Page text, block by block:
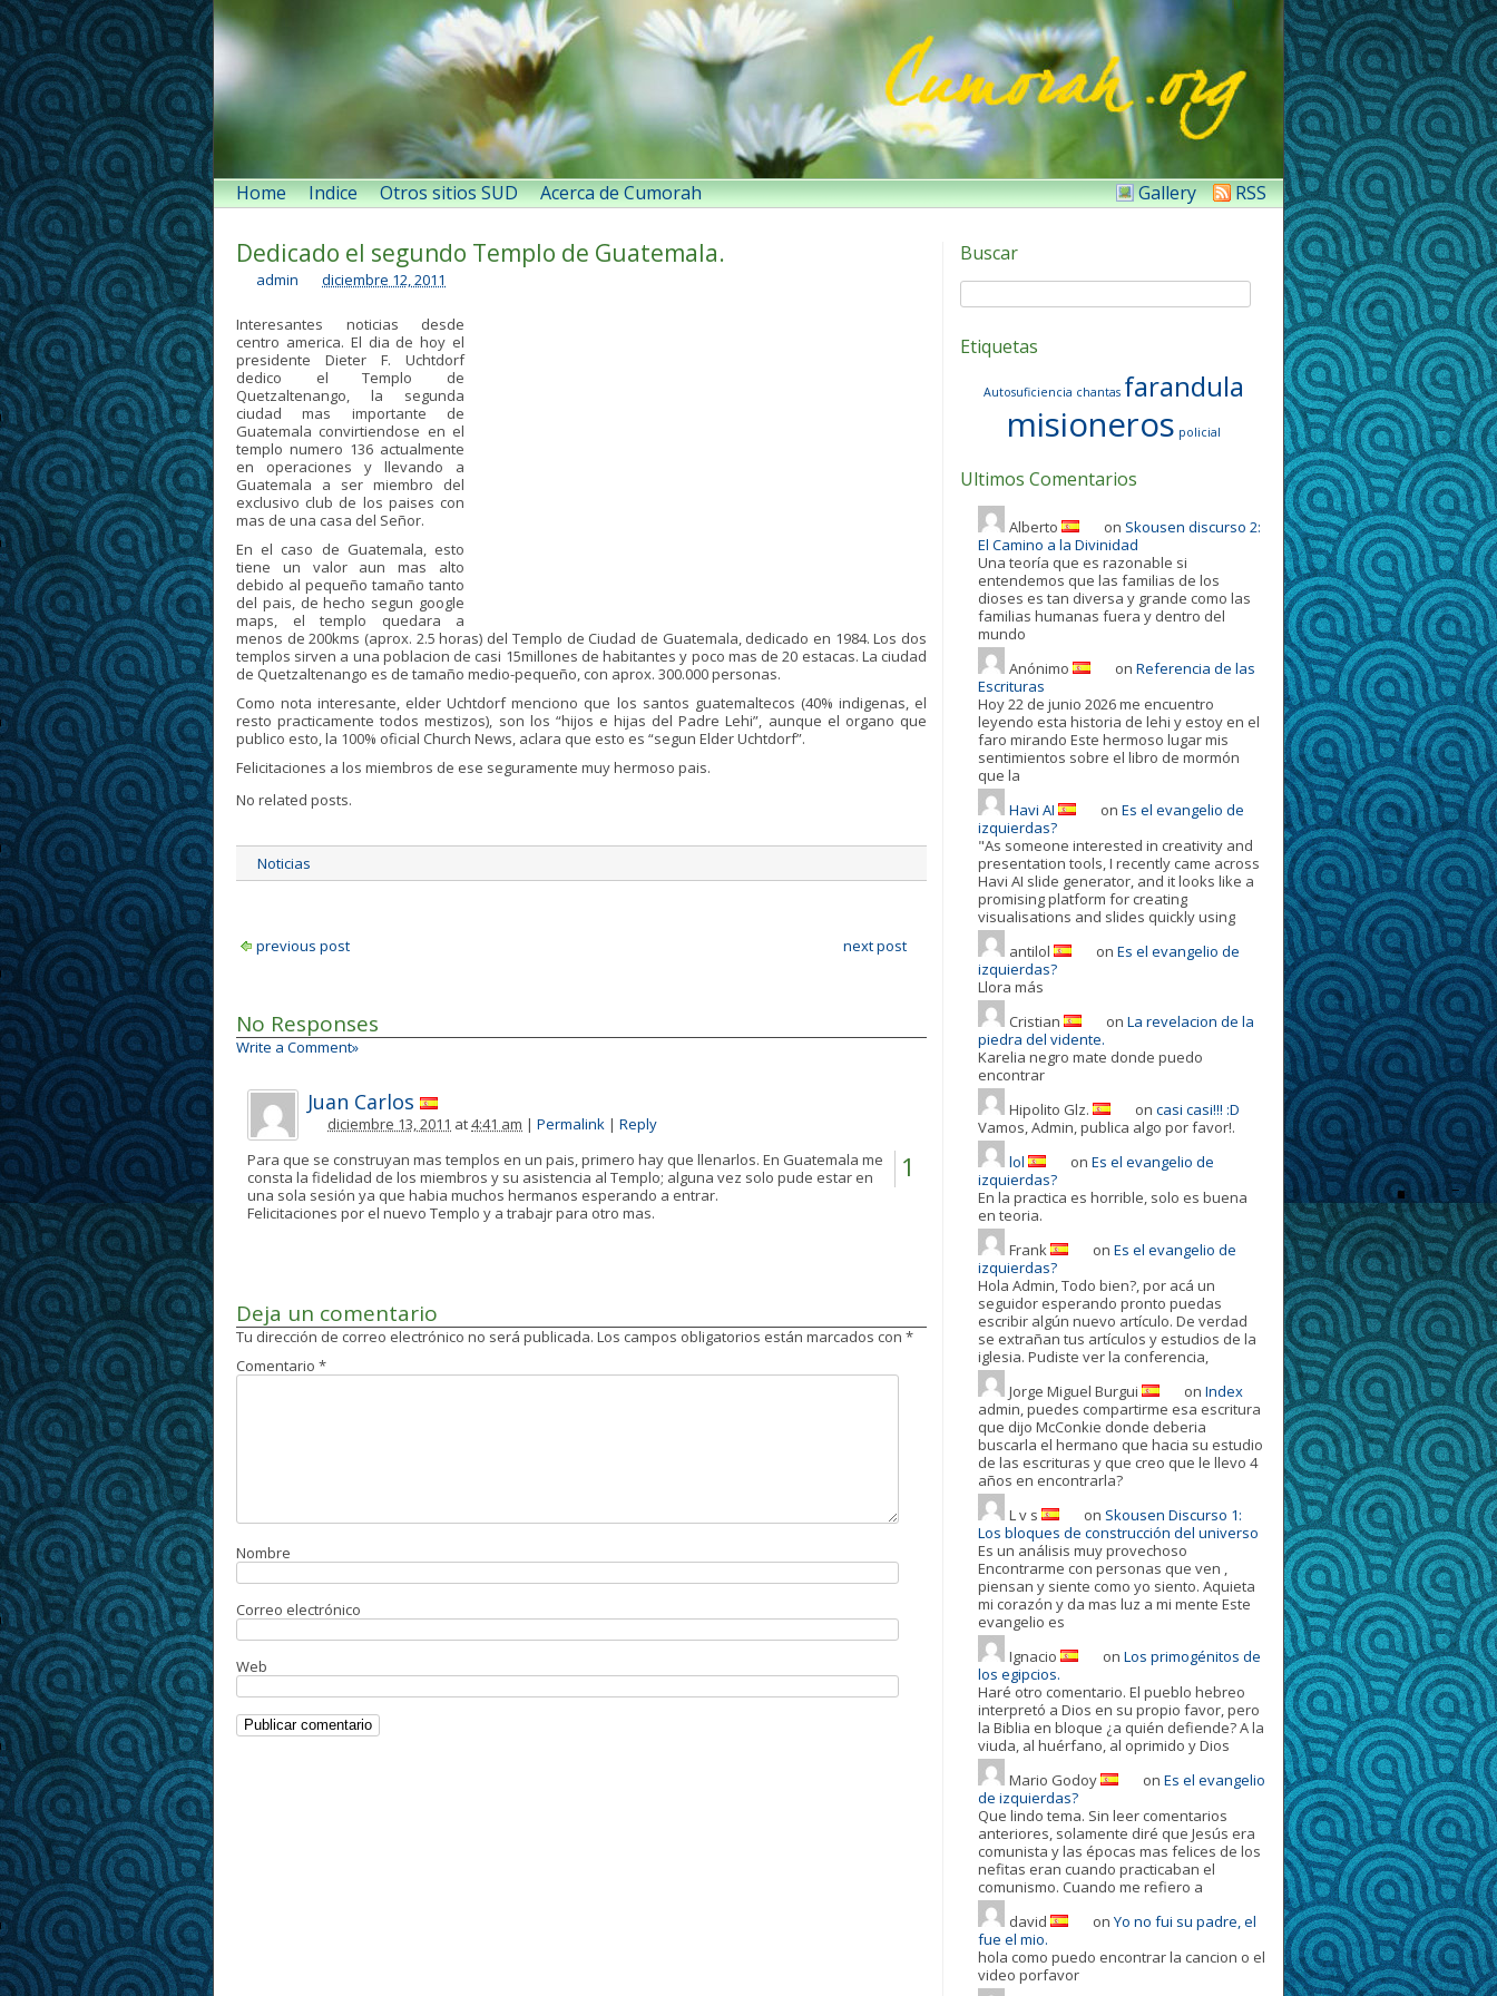
Home Indice Otros sitios SUD Acerca de Cumorah RSS
Gallery
Dedicado el segundo Templo de Guatemala.
admin diciembre 12, 2011
Interesantes noticias desde
centro america. El dia de hoy el
presidente Dieter F. Uchtdorf
dedico el Templo de
Quetzaltenango, la segunda
ciudad mas importante de
Guatemala convirtiendose en el
templo numero 136 actualmente
en operaciones y llevando a
Guatemala a ser miembro del
exclusivo club de los paises con
mas de una casa del Señor.
En el caso de Guatemala, esto
tiene un valor aun mas alto
debido al pequeño tamaño tanto
del pais, de hecho segun google
maps, el templo quedara a
menos de 200kms (aprox. 2.5 horas) del Templo de Ciudad de Guatemala, dedicado en 1984. Los dos
templos sirven a una poblacion de casi 15millones de habitantes y poco mas de 20 estacas. La ciudad
de Quetzaltenango es de tamaño medio-pequeño, con aprox. 300.000 personas.
Como nota interesante, elder Uchtdorf menciono que los santos guatemaltecos (40% indigenas, el
resto practicamente todos mestizos), son los “hijos e hijas del Padre Lehi”, aunque el organo que
publico esto, la 100% oficial Church News, aclara que esto es “segun Elder Uchtdorf”.
Felicitaciones a los miembros de ese seguramente muy hermoso pais.
No related posts.
Noticias
previous post next post
No Responses
Write a Comment»
Juan Carlos
diciembre 13, 2011 at4:41 am | Permalink | Reply
1
Para que se construyan mas templos en un pais, primero hay que llenarlos. En Guatemala me
consta la fidelidad de los miembros y su asistencia al Templo; alguna vez solo pude estar en
una sola sesión ya que habia muchos hermanos esperando a entrar.
Felicitaciones por el nuevo Templo y a trabajr para otro mas.
Deja un comentario
Tu dirección de correo electrónico no será publicada. Los campos obligatorios están marcados con *
Comentario *
Nombre
Correo electrónico
Web
Buscar
Etiquetas
Autosuficiencia chantas farandula
misioneros policial
Ultimos Comentarios
Alberto on Skousen discurso 2:
El Camino a la Divinidad
Una teoría que es razonable si
entendemos que las familias de los
dioses es tan diversa y grande como las
familias humanas fuera y dentro del
mundo
Anónimo
on Referencia de las
Escrituras
Hoy 22 de junio 2026 me encuentro
leyendo esta historia de lehi y estoy en el
faro mirando Este hermoso lugar mis
sentimientos sobre el libro de mormón
que la
Havi AI
on Es el evangelio de
izquierdas?
"As someone interested in creativity and
presentation tools, I recently came across
Havi AI slide generator, and it looks like a
promising platform for creating
visualisations and slides quickly using
antilol
on Es el evangelio de
izquierdas?
Llora más
Cristian
on La revelacion de la
piedra del vidente.
Karelia negro mate donde puedo
encontrar
Hipolito Glz.
on casi casi!!! :D
Vamos, Admin, publica algo por favor!.
lol
on Es el evangelio de
izquierdas?
En la practica es horrible, solo es buena
en teoria.
Frank
on Es el evangelio de
izquierdas?
Hola Admin, Todo bien?, por acá un
seguidor esperando pronto puedas
escribir algún nuevo artículo. De verdad
se extrañan tus artículos y estudios de la
iglesia. Pudiste ver la conferencia,
Jorge Miguel Burgui
on Index
admin, puedes compartirme esa escritura
que dijo McConkie donde deberia
buscarla el hermano que hacia su estudio
de las escrituras y que creo que le llevo 4
años en encontrarla?
L v s
on Skousen Discurso 1:
Los bloques de construcción del universo
Es un análisis muy provechoso
Encontrarme con personas que ven ,
piensan y siente como yo siento. Aquieta
mi corazón y da mas luz a mi mente Este
evangelio es
Ignacio
on Los primogénitos de
los egipcios.
Haré otro comentario. El pueblo hebreo
interpretó a Dios en su propio favor, pero
la Biblia en bloque ¿a quién defiende? A la
viuda, al huérfano, al oprimido y Dios
Mario Godoy
on Es el evangelio
de izquierdas?
Que lindo tema. Sin leer comentarios
anteriores, solamente diré que Jesús era
comunista y las épocas mas felices de los
nefitas eran cuando practicaban el
comunismo. Cuando me refiero a
david
on Yo no fui su padre, el
fue el mio.
hola como puedo encontrar la cancion o el
video porfavor